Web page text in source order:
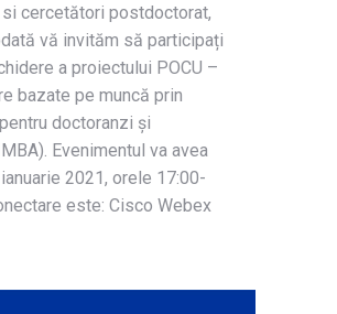
cercetători postdoctorat,
vă invităm să participați
a proiectului POCU –
bazate pe muncă prin
doctoranzi și
Evenimentul va avea
2021, orele 17:00-
este: Cisco Webex